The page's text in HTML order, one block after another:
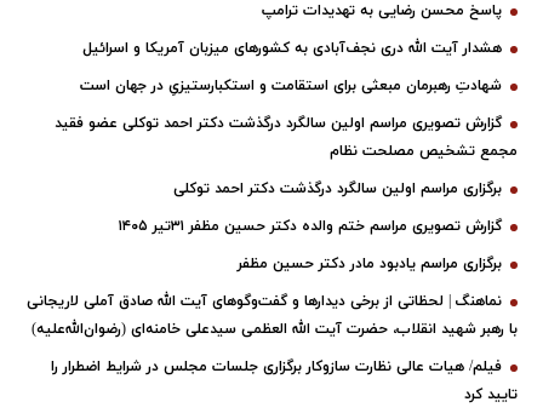
پاسخ محسن رضایی به تهدیدات ترامپ
هشدار آیت الله دری نجف‌آبادی به کشورهای میزبان آمریکا و اسرائیل
شهادتِ رهبرمان مبعثی برای استقامت و استکبارستیزیِ در جهان است
گزارش تصویری مراسم اولین سالگرد درگذشت دکتر احمد توکلی عضو فقید
مجمع تشخیص مصلحت نظام
برگزاری مراسم اولین سالگرد درگذشت دکتر احمد توکلی
گزارش تصویری مراسم ختم والده دکتر حسین مظفر ۳۱تیر ۱۴۰۵
برگزاری مراسم یادبود مادر دکتر حسین مظفر
نماهنگ | لحظاتی از برخی دیدارها و گفت‌وگوهای آیت ‌الله صادق آملی لاریجانی
با رهبر شهید انقلاب، حضرت آیت‌ الله العظمی سیدعلی خامنه‌ای (رضوان‌الله‌علیه)
فیلم/ هیات عالی نظارت سازوکار برگزاری جلسات مجلس در شرایط اضطرار را
تایید کرد